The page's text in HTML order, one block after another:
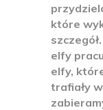
które
elfy
elfy,
trafiały